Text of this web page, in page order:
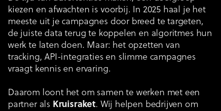
kiezen en afwachten is voorbij. In 2025 haal je het
meeste uit je campagnes door breed te targeten,
de juiste data terug te koppelen en algoritmes hun
werk te laten doen. Maar: het opzetten van
tracking, API-integraties en slimme campagnes
vraagt kennis en ervaring.
Daarom loont het om samen te werken met een
partner als Kruisraket. Wij helpen bedrijven om